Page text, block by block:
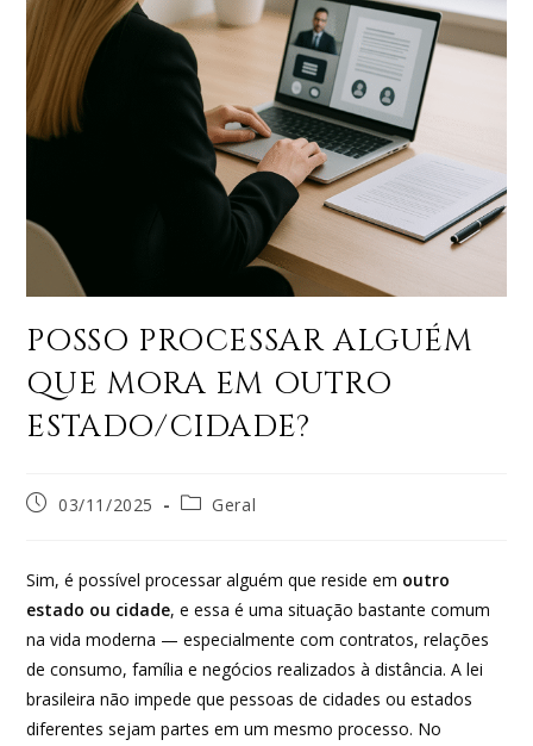
POSSO PROCESSAR ALGUÉM
QUE MORA EM OUTRO
ESTADO/CIDADE?
03/11/2025 Geral
Sim, é possível processar alguém que reside em outro
estado ou cidade, e essa é uma situação bastante comum
na vida moderna — especialmente com contratos, relações
de consumo, família e negócios realizados à distância. A lei
brasileira não impede que pessoas de cidades ou estados
diferentes sejam partes em um mesmo processo. No